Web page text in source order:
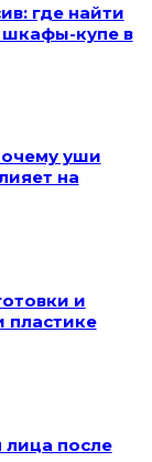
где найти
купе в
уши
на
и
пластике
лица после